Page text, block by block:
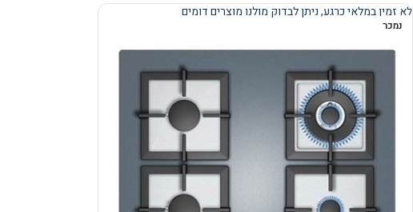
נמכר
לא זמין במלאי כרגע, ניתן לבדוק מולנו מוצרים דומים